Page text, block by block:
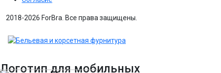
2018-2026 ForBra. Все права защищены.
Логотип для мобильных